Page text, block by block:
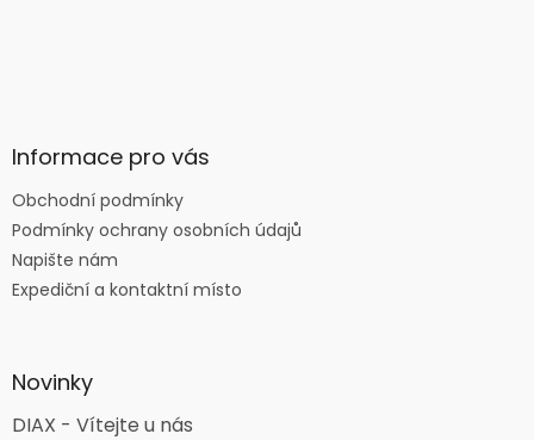
Informace pro vás
Obchodní podmínky
Podmínky ochrany osobních údajů
Napište nám
Expediční a kontaktní místo
Novinky
DIAX - Vítejte u nás